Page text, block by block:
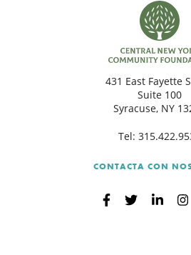
431 East Fayette
Suite 100
Syracuse, NY
Tel:
CONTACTA CON